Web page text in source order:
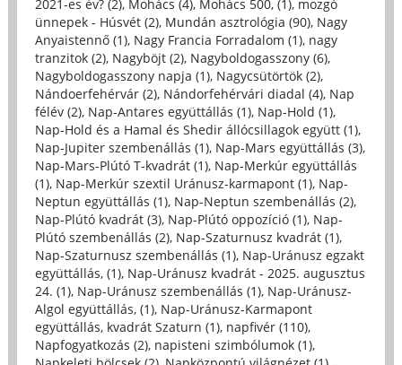
2021-es év? (2), Mohács (4), Mohács 500, (1), mozgó
ünnepek - Húsvét (2), Mundán asztrológia (90), Nagy
Anyaistennő (1), Nagy Francia Forradalom (1), nagy
tranzitok (2), Nagyböjt (2), Nagyboldogasszony (6),
Nagyboldogasszony napja (1), Nagycsütörtök (2),
Nándoerfehérvár (2), Nándorfehérvári diadal (4), Nap
félév (2), Nap-Antares együttállás (1), Nap-Hold (1),
Nap-Hold és a Hamal és Shedir állócsillagok együtt (1),
Nap-Jupiter szembenállás (1), Nap-Mars együttállás (3),
Nap-Mars-Plútó T-kvadrát (1), Nap-Merkúr együttállás
(1), Nap-Merkúr szextil Uránusz-karmapont (1), Nap-
Neptun együttállás (1), Nap-Neptun szembenállás (2),
Nap-Plútó kvadrát (3), Nap-Plútó oppozíció (1), Nap-
Plútó szembenállás (2), Nap-Szaturnusz kvadrát (1),
Nap-Szaturnusz szembenállás (1), Nap-Uránusz egzakt
együttállás, (1), Nap-Uránusz kvadrát - 2025. augusztus
24. (1), Nap-Uránusz szembenállás (1), Nap-Uránusz-
Algol együttállás, (1), Nap-Uránusz-Karmapont
együttállás, kvadrát Szaturn (1), napfivér (110),
Napfogyatkozás (2), napisteni szimbólumok (1),